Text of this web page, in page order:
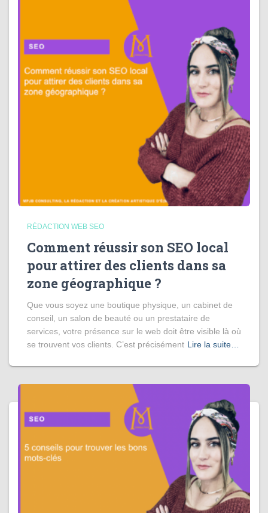
RÉDACTION WEB SEO
Comment réussir son SEO local
pour attirer des clients dans sa
zone géographique ?
Que vous soyez une boutique physique, un cabinet de
conseil, un salon de beauté ou un prestataire de
services, votre présence sur le web doit être visible là où
se trouvent vos clients. C’est précisément Lire la suite…